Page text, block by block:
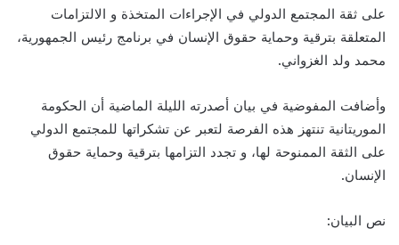
على ثقة المجتمع الدولي في الإجراءات المتخذة و الالتزامات
المتعلقة بترقية وحماية حقوق الإنسان في برنامج رئيس الجمهورية،
محمد ولد الغزواني.
وأضافت المفوضية في بيان أصدرته الليلة الماضية أن الحكومة
الموريتانية تنتهز هذه الفرصة لتعبر عن تشكراتها للمجتمع الدولي
على الثقة الممنوحة لها، و تجدد التزامها بترقية وحماية حقوق
الإنسان.
نص البيان: